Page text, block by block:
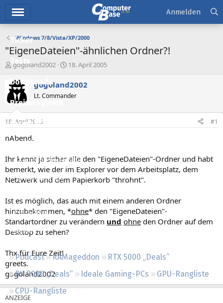
Ticker
Tests
Downloads
Preisvergleich
Forum
Aktuelles
Empfohlene Inhalte
Neue Beiträge
Leserartikel
Regeln
Podcast RAMageddon
RTX 5000 „Deals“
RX 9000 „Deals“
Ideale Gaming-PCs
GPU-Rangliste
CPU-Rangliste
Anmelden
Windows 7/8/Vista/XP/2000
"EigeneDateien"-ähnlichen Ordner?!
E
s
t
e
e
r
gogoland2002
E
s
t
e
t
18. April 2005
gogoland2002
Lt. Commander
18. April 2005 #1
nAbend.
Ihr kennt ja sicher alle den "EigeneDateien"-Ordner und habt
bemerkt, wie der im Explorer vor dem Arbeitsplatz, dem
Netzwerk und dem Papierkorb "throhnt".
Ist es möglich, das auch mit einem anderen Ordner
hinzubekommen, *ohne* den "EigeneDateien"-
Standartordner zu verändern und ohne den Ordner auf dem
Desktop zu sehen?
Thx für Eure Zeit!
greets.
gogoland2002